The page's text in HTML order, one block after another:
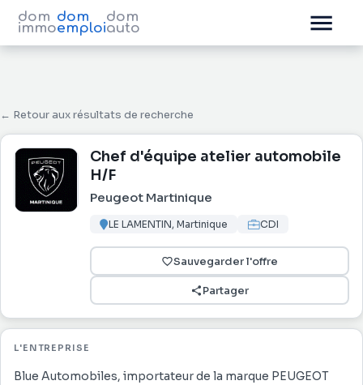
dom
immo
dom
emploi
dom
auto
← Retour aux résultats de recherche
Chef d'équipe atelier automobile
H/F
Peugeot Martinique
LE LAMENTIN, Martinique CDI
Sauvegarder l'offre
Partager
L'ENTREPRISE
Blue Automobiles, importateur de la marque PEUGEOT